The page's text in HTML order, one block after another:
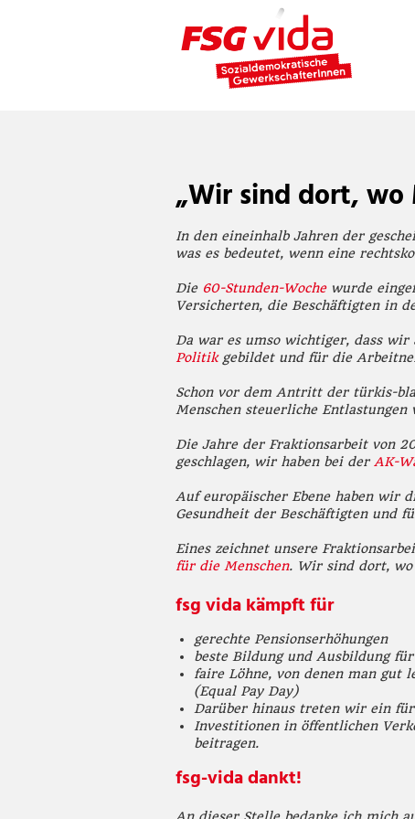
„Wir sind dort, wo
In den eineinhalb Jahren der
was es bedeutet, wenn eine
Die 60-Stunden-Wochewurde
Versicherten, die Beschäftigten in
Da war es umso wichtiger, dass
Politikgebildet und für die
Schon vor dem Antritt der türkis-
Menschen steuerliche
Die Jahre der Fraktionsarbeit von
geschlagen, wir haben bei der AK-
Auf europäischer Ebene haben wir
Gesundheit der Beschäftigten und
Eines zeichnet unsere
für die Menschen. Wir sind dort, wo
fsg vida kämpft für
gerechte Pensionserhöhungen
beste Bildung und Ausbildung für
faire Löhne, von denen man gut
(Equal Pay Day)
Darüber hinaus treten wir ein
Investitionen in öffentlichen
beitragen.
fsg-vida dankt!